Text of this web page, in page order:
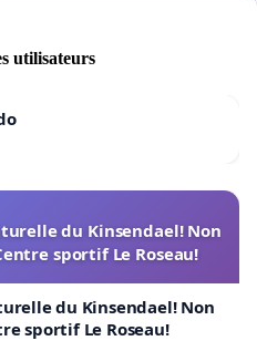
utilisateurs
du Kinsendael! Non
sportif Le Roseau!
du Kinsendael! Non
sportif Le Roseau!